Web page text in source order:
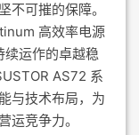
不可摧的保障。
高效率电源
运作的卓越稳
AS72 系
与技术布局，为
运竞争力。